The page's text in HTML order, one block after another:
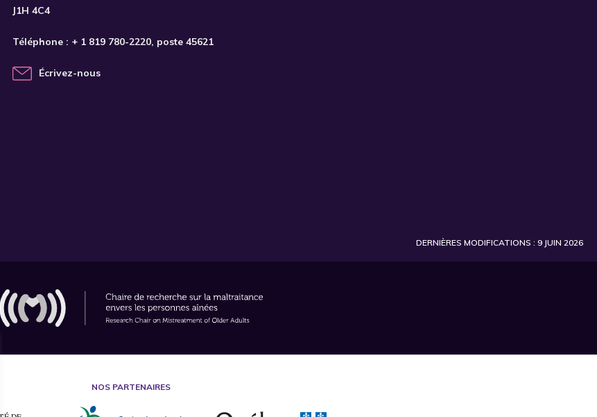
J1H 4C4
Téléphone : + 1 819 780-2220, poste 45621
Écrivez-nous
DERNIÈRES MODIFICATIONS : 9 JUIN 2026
NOS PARTENAIRES